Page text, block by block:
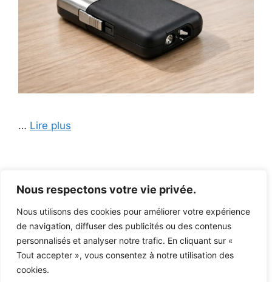
Nous respectons votre vie privée.
Nous utilisons des cookies pour améliorer votre expérience
de navigation, diffuser des publicités ou des contenus
personnalisés et analyser notre trafic. En cliquant sur «
Tout accepter », vous consentez à notre utilisation des
cookies.
… Lire plus
Mentions légales et Politique de confidentialité